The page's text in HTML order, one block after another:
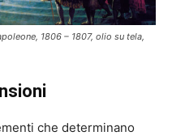
1806 – 1807, olio su tela,
che determinano